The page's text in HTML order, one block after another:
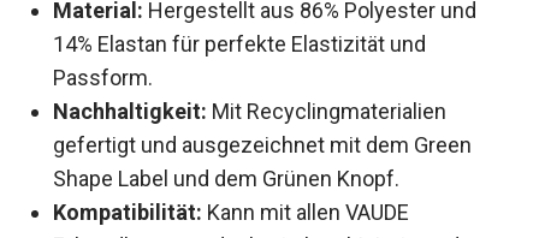
Bewegungsfreiheit.
Material:Hergestellt aus 86% Polyester und
14% Elastan für perfekte Elastizität und
Passform.
Nachhaltigkeit:Mit Recyclingmaterialien
gefertigt und ausgezeichnet mit dem Green
Shape Label und dem Grünen Knopf.